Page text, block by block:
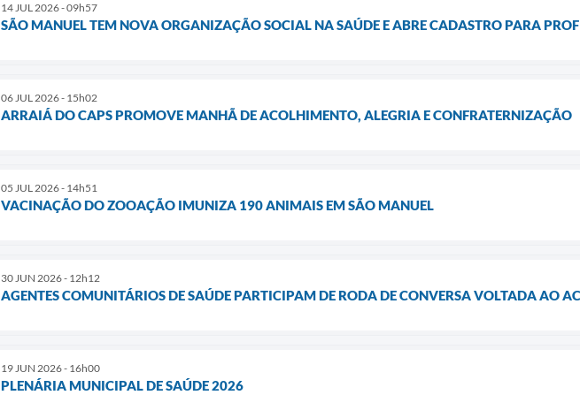
14 JUL 2026 - 09h57
SÃO MANUEL TEM NOVA ORGANIZAÇÃO SOCIAL NA SAÚDE E ABRE CADASTRO PARA
06 JUL 2026 - 15h02
ARRAIÁ DO CAPS PROMOVE MANHÃ DE ACOLHIMENTO, ALEGRIA E CONFRATERNIZAÇÃO
05 JUL 2026 - 14h51
VACINAÇÃO DO ZOOAÇÃO IMUNIZA 190 ANIMAIS EM SÃO MANUEL
30 JUN 2026 - 12h12
AGENTES COMUNITÁRIOS DE SAÚDE PARTICIPAM DE RODA DE CONVERSA VOLTADA AO
19 JUN 2026 - 16h00
PLENÁRIA MUNICIPAL DE SAÚDE 2026